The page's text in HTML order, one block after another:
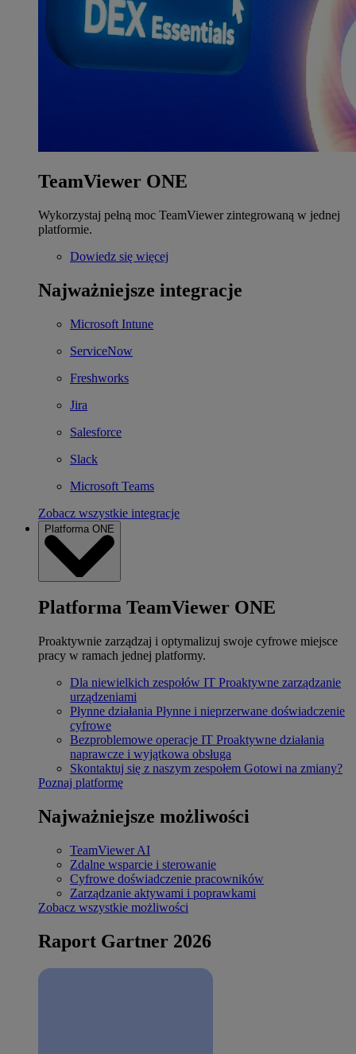
TeamViewer ONE
Wykorzystaj pełną moc TeamViewer zintegrowaną w jednej
platformie.
Dowiedz się więcej
Najważniejsze integracje
Microsoft Intune
ServiceNow
Freshworks
Jira
Salesforce
Slack
Microsoft Teams
Zobacz wszystkie integracje
Platforma ONE
Platforma TeamViewer ONE
Proaktywnie zarządzaj i optymalizuj swoje cyfrowe miejsce
pracy w ramach jednej platformy.
Dla niewielkich zespołów IT Proaktywne zarządzanie
urządzeniami
Płynne działania Płynne i nieprzerwane doświadczenie
cyfrowe
Bezproblemowe operacje IT Proaktywne działania
naprawcze i wyjątkowa obsługa
Skontaktuj się z naszym zespołem Gotowi na zmiany?
Poznaj platformę
Najważniejsze możliwości
TeamViewer AI
Zdalne wsparcie i sterowanie
Cyfrowe doświadczenie pracowników
Zarządzanie aktywami i poprawkami
Zobacz wszystkie możliwości
Raport Gartner 2026